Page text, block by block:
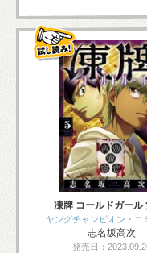
凍牌 コールドガー
ヤングチャンピオン・コ
志名坂高次
発売日：